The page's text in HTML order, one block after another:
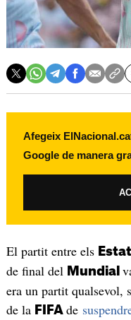
Afegeix
Google de manera
El partit entre els
de final del Mundial
era un partit qualsevol,
de la FIFA de